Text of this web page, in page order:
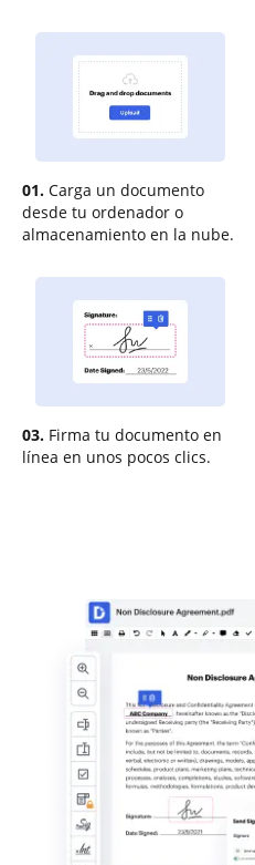
01. Carga un documento
desde tu ordenador o
almacenamiento en la nube.
03. Firma tu documento en
línea en unos pocos clics.